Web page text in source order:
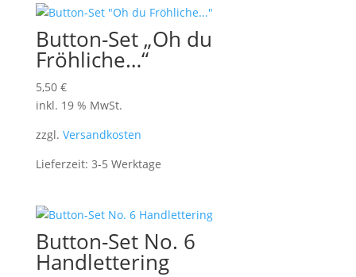
Button-Set „Oh du
Fröhliche…“
5,50 €
inkl. 19 % MwSt.
zzgl. Versandkosten
Lieferzeit: 3-5 Werktage
Button-Set No. 6
Handlettering